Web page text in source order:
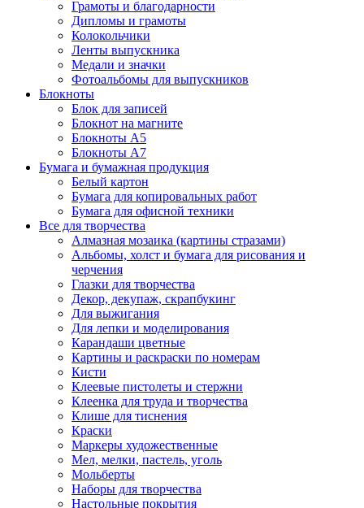
Грамоты и благодарности
Дипломы и грамоты
Колокольчики
Ленты выпускника
Медали и значки
Фотоальбомы для выпускников
Блокноты
Блок для записей
Блокнот на магните
Блокноты А5
Блокноты А7
Бумага и бумажная продукция
Белый картон
Бумага для копировальных работ
Бумага для офисной техники
Все для творчества
Алмазная мозаика (картины стразами)
Альбомы, холст и бумага для рисования и
черчения
Глазки для творчества
Декор, декупаж, скрапбукинг
Для выжигания
Для лепки и моделирования
Карандаши цветные
Картины и раскраски по номерам
Кисти
Клеевые пистолеты и стержни
Клеенка для труда и творчества
Клише для тиснения
Краски
Маркеры художественные
Мел, мелки, пастель, уголь
Мольберты
Наборы для творчества
Настольные покрытия